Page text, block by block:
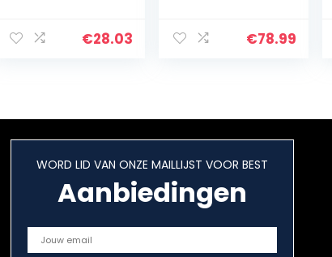
Inductieve
€28.03
Universele
€78.99
WORD LID VAN ONZE MAILLIJST VOOR BEST
Aanbiedingen